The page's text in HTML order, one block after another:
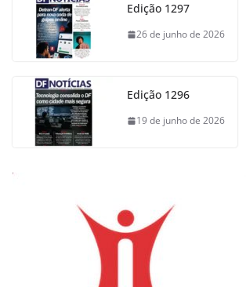
Edição 1297
26 de junho de 2026
Edição 1296
19 de junho de 2026